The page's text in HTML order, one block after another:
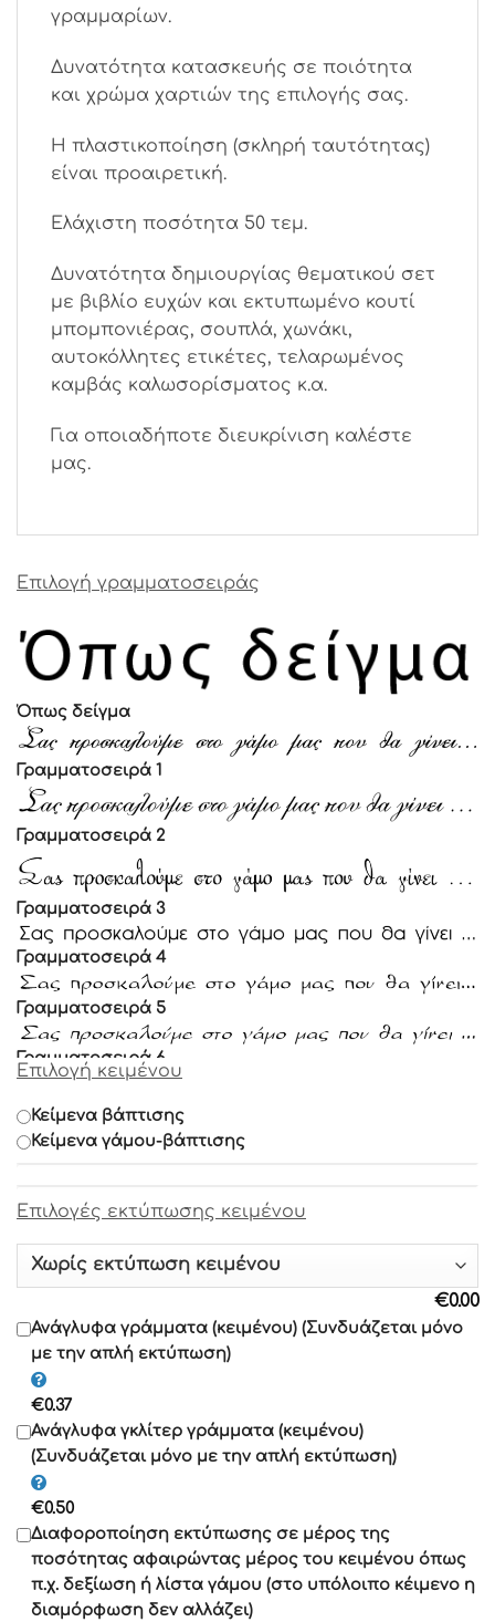
γραμμαρίων.
Δυνατότητα κατασκευής σε ποιότητα
και χρώμα χαρτιών της επιλογής σας.
Η πλαστικοποίηση (σκληρή ταυτότητας)
είναι προαιρετική.
Ελάχιστη ποσότητα 50 τεμ.
Δυνατότητα δημιουργίας θεματικού σετ
με βιβλίο ευχών και εκτυπωμένο κουτί
μπομπονιέρας, σουπλά, χωνάκι,
αυτοκόλλητες ετικέτες, τελαρωμένος
καμβάς καλωσορίσματος κ.α.
Για οποιαδήποτε διευκρίνιση καλέστε
μας.
Επιλογή γραμματοσειράς
Όπως δείγμα
Γραμματοσειρά 1
Γραμματοσειρά 2
Γραμματοσειρά 3
Γραμματοσειρά 4
Γραμματοσειρά 5
Γραμματοσειρά 6
Γραμματοσειρά 7
Γραμματοσειρά 9
Γραμματοσειρά 10
Γραμματοσειρά 11
Γραμματοσειρά 12
Γραμματοσειρά 13
Γραμματοσειρά 14
Γραμματοσειρά 15
Γραμματοσειρά 16
Γραμματοσειρά 17
Γραμματοσειρά 18
Επιλογή κειμένου
Κείμενα βάπτισης
Κείμενα γάμου-βάπτισης
Eπιλογές εκτύπωσης κειμένου
€0.00
Ανάγλυφα γράμματα (κειμένου) (Συνδυάζεται μόνο
με την απλή εκτύπωση)
€0.37
Ανάγλυφα γκλίτερ γράμματα (κειμένου)
(Συνδυάζεται μόνο με την απλή εκτύπωση)
€0.50
Διαφοροποίηση εκτύπωσης σε μέρος της
ποσότητας αφαιρώντας μέρος του κειμένου όπως
π.χ. δεξίωση ή λίστα γάμου (στο υπόλοιπο κέιμενο η
διαμόρφωση δεν αλλάζει)